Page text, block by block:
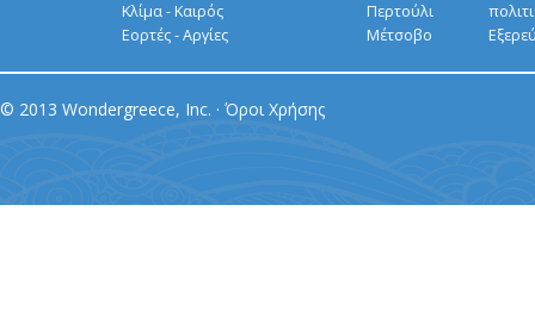
Κλίμα - Καιρός
Εορτές - Αργίες
Περτούλι
Μέτσοβο
© 2013 Wondergreece, Inc. · Όροι Χρήσης